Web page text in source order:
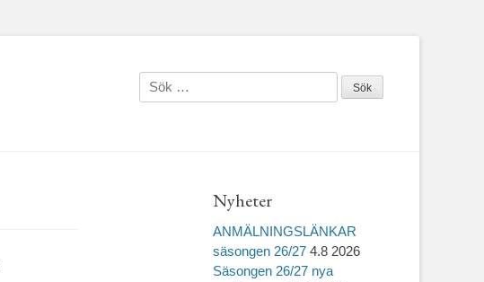
Sök
efter:
Nyheter
ANMÄLNINGSLÄNKAR
säsongen 26/27 4.8 2026
Säsongen 26/27 nya